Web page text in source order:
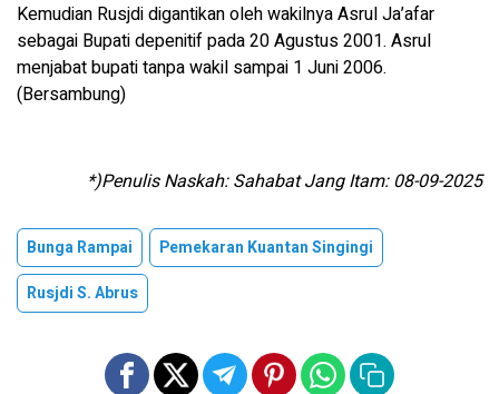
Kemudian Rusjdi digantikan oleh wakilnya Asrul Ja’afar
sebagai Bupati depenitif pada 20 Agustus 2001. Asrul
menjabat bupati tanpa wakil sampai 1 Juni 2006.
(Bersambung)
*)Penulis Naskah: Sahabat Jang Itam: 08-09-2025
Bunga Rampai
Pemekaran Kuantan Singingi
Rusjdi S. Abrus